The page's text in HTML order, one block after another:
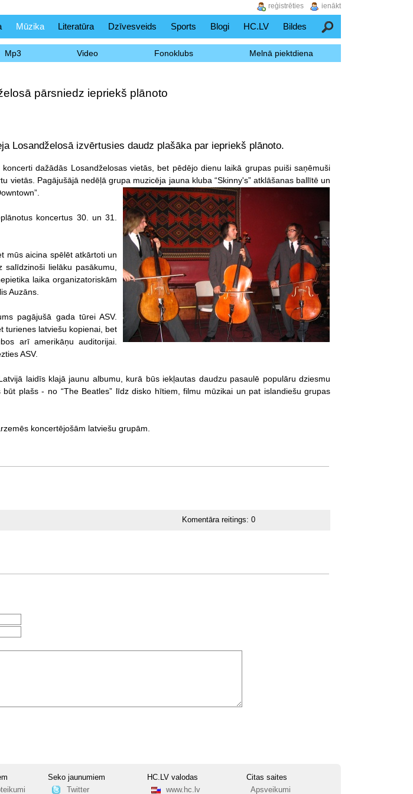
Mūzika Literatūra Dzīvesveids Sports Blogi HC.LV Bildes Meklēšana
Mp3 Video Fonoklubs Melnā piektdiena
pārsniedz iepriekš plānoto
Losandželosā izvērtusies daudz plašāka par iepriekš plānoto.
dažādās Losandželosas vietās, bet pēdējo dienu laikā grupas puiši saņēmuši
vietās. Pagājušājā nedēļā grupa muzicēja jauna kluba “Skinny's” atklāšanas ballītē un
koncertus 30. un 31.
mūs aicina spēlēt atkārtoti un
lielāku pasākumu,
laika organizatoriskām
Auzāns.
pagājušā gada tūrei ASV.
turienes latviešu kopienai, bet
arī amerikāņu auditorijai.
ASV.
laidīs klajā jaunu albumu, kurā būs iekļautas daudzu pasaulē populāru dziesmu
plašs - no “The Beatles” līdz disko hītiem, filmu mūzikai un pat islandiešu grupas
koncertējošām latviešu grupām.
Komentāra reitings:0
Seko jaunumiem
Twitter
HC.LV valodas
www.hc.lv
Citas saites
Apsveikumi
ienākt
reģistrēties